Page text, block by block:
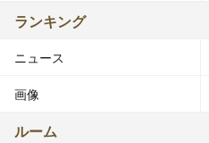
ランキング
ニュース
画像
ルーム